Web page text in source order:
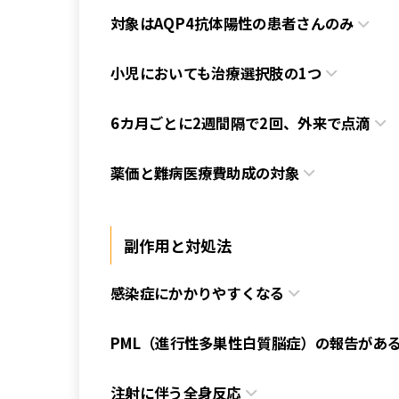
対象はAQP4抗体陽性の患者さんのみ
小児においても治療選択肢の1つ
6カ月ごとに2週間隔で2回、外来で点滴
薬価と難病医療費助成の対象
副作用と対処法
感染症にかかりやすくなる
PML（進行性多巣性白質脳症） の報告があ
注射に伴う全身反応